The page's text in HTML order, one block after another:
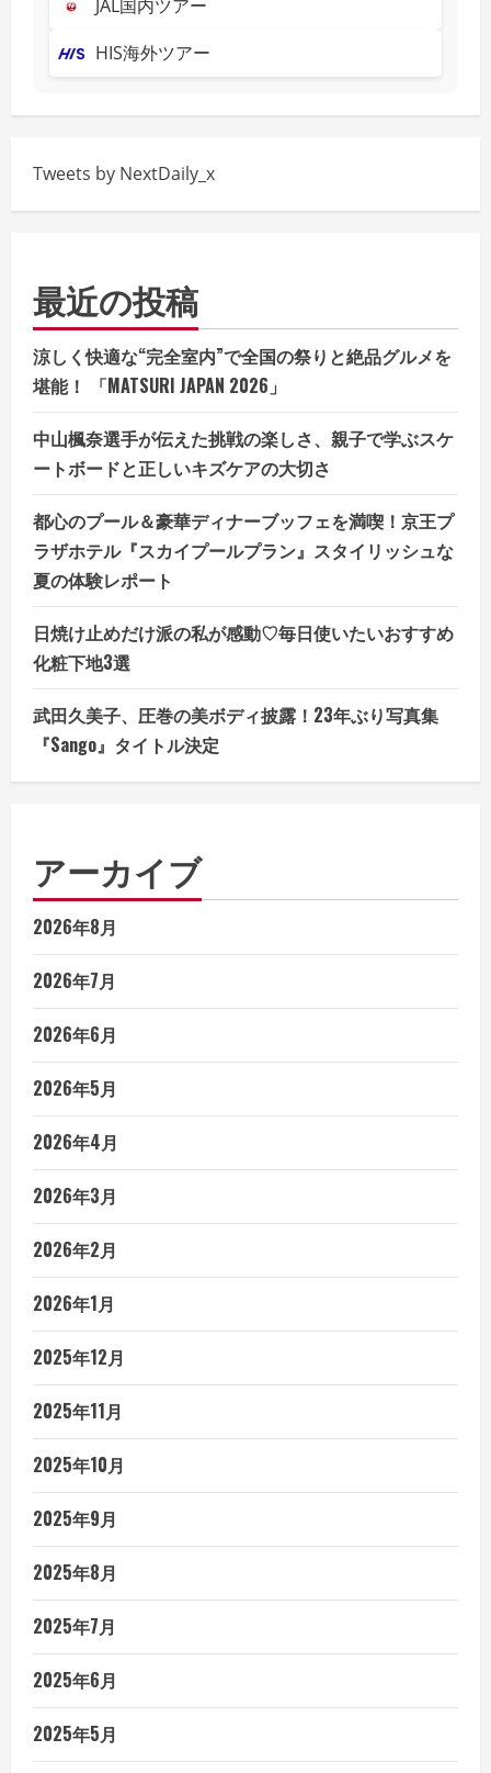
JAL国内ツアー
HIS海外ツアー
Tweets by NextDaily_x
最近の投稿
涼しく快適な“完全室内”で全国の祭りと絶品グルメを
堪能！ 「MATSURI JAPAN 2026」
中山楓奈選手が伝えた挑戦の楽しさ、親子で学ぶスケ
ートボードと正しいキズケアの大切さ
都心のプール＆豪華ディナーブッフェを満喫！京王プ
ラザホテル『スカイプールプラン』スタイリッシュな
夏の体験レポート
日焼け止めだけ派の私が感動♡毎日使いたいおすすめ
化粧下地3選
武田久美子、圧巻の美ボディ披露！23年ぶり写真集
『Sango』タイトル決定
アーカイブ
2026年8月
2026年7月
2026年6月
2026年5月
2026年4月
2026年3月
2026年2月
2026年1月
2025年12月
2025年11月
2025年10月
2025年9月
2025年8月
2025年7月
2025年6月
2025年5月